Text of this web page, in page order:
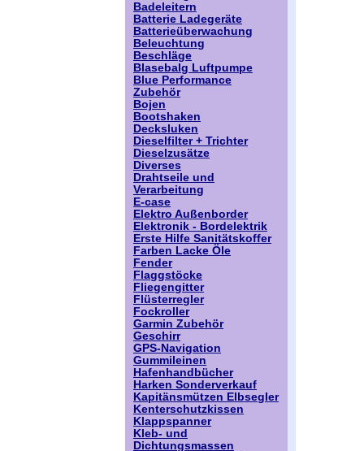
Badeleitern
Batterie Ladegeräte
Batterieüberwachung
Beleuchtung
Beschläge
Blasebalg Luftpumpe
Blue Performance
Zubehör
Bojen
Bootshaken
Decksluken
Dieselfilter + Trichter
Dieselzusätze
Diverses
Drahtseile und
Verarbeitung
E-case
Elektro Außenborder
Elektronik - Bordelektrik
Erste Hilfe Sanitätskoffer
Farben Lacke Öle
Fender
Flaggstöcke
Fliegengitter
Flüsterregler
Fockroller
Garmin Zubehör
Geschirr
GPS-Navigation
Gummileinen
Hafenhandbücher
Harken Sonderverkauf
Kapitänsmützen Elbsegler
Kenterschutzkissen
Klappspanner
Kleb- und
Dichtungsmassen